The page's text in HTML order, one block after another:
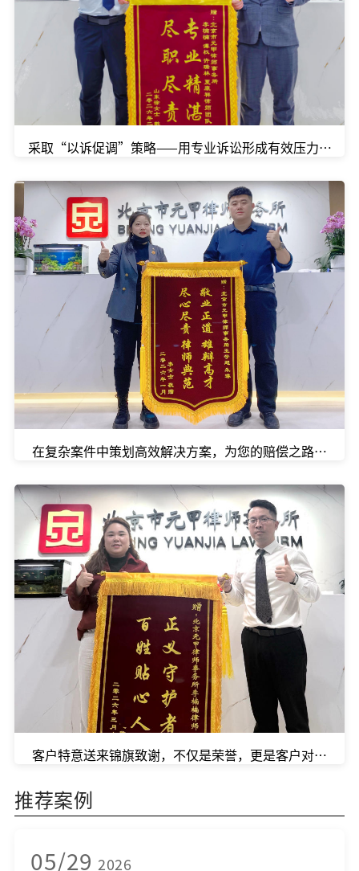
采取“以诉促调”策略——用专业诉讼形成有效压力，在庭
在复杂案件中策划高效解决方案，为您的赔偿之路提速
客户特意送来锦旗致谢，不仅是荣誉，更是客户对我们口
推荐案例
05/29 2026